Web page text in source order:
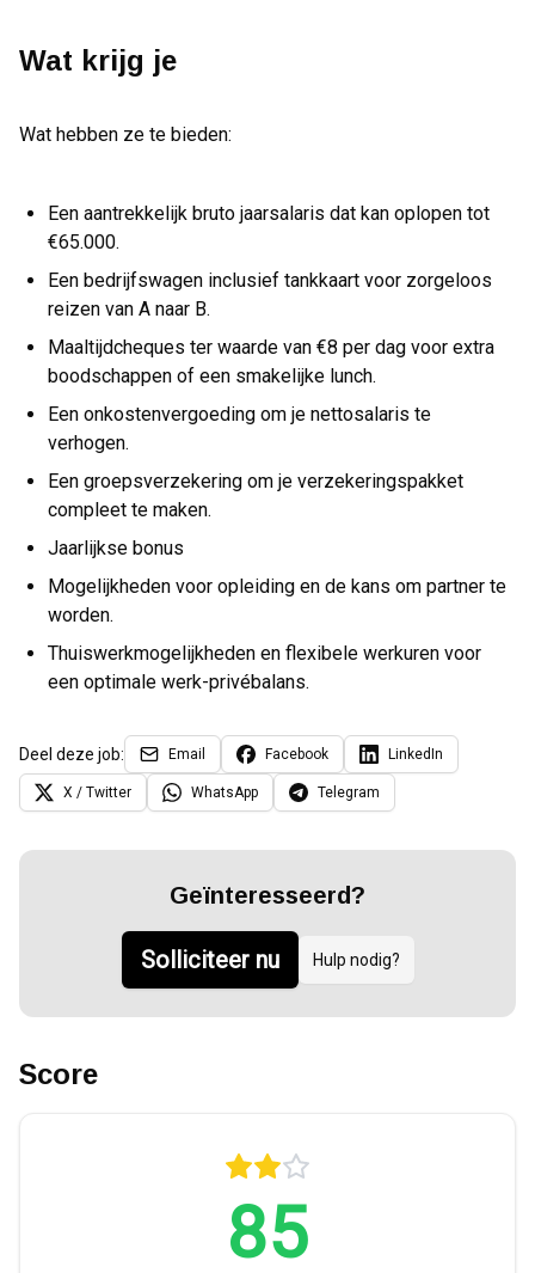
Wat krijg je
Wat hebben ze te bieden:
Een aantrekkelijk bruto jaarsalaris dat kan oplopen tot
€65.000.
Een bedrijfswagen inclusief tankkaart voor zorgeloos
reizen van A naar B.
Maaltijdcheques ter waarde van €8 per dag voor extra
boodschappen of een smakelijke lunch.
Een onkostenvergoeding om je nettosalaris te
verhogen.
Een groepsverzekering om je verzekeringspakket
compleet te maken.
Jaarlijkse bonus
Mogelijkheden voor opleiding en de kans om partner te
worden.
Thuiswerkmogelijkheden en flexibele werkuren voor
een optimale werk-privébalans.
Deel deze job: Email Facebook LinkedIn
X / Twitter WhatsApp Telegram
Geïnteresseerd?
Solliciteer nu Hulp nodig?
Score
85